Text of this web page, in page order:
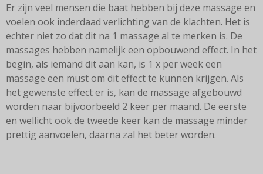
Er zijn veel mensen die baat hebben bij deze massage en
voelen ook inderdaad verlichting van de klachten. Het is
echter niet zo dat dit na 1 massage al te merken is. De
massages hebben namelijk een opbouwend effect. In het
begin, als iemand dit aan kan, is 1 x per week een
massage een must om dit effect te kunnen krijgen. Als
het gewenste effect er is, kan de massage afgebouwd
worden naar bijvoorbeeld 2 keer per maand. De eerste
en wellicht ook de tweede keer kan de massage minder
prettig aanvoelen, daarna zal het beter worden.